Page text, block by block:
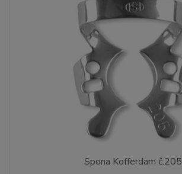
Spona Kofferdam č.205